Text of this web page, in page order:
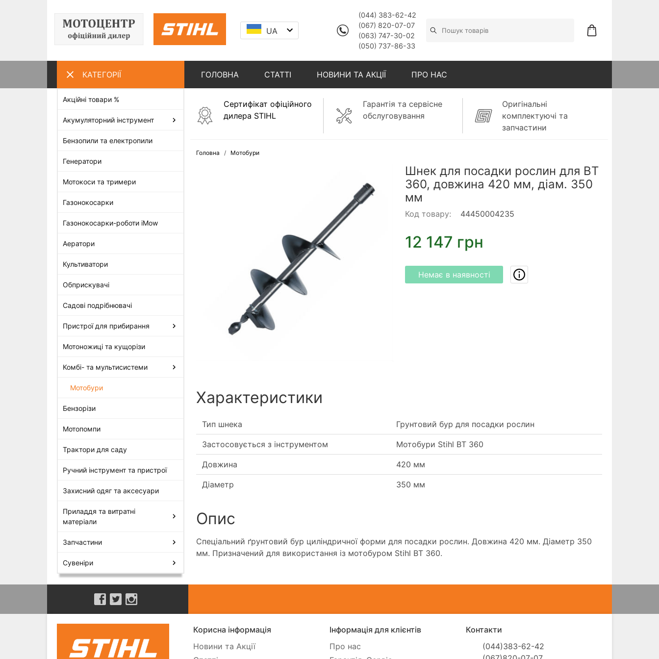
UA
(044) 383-62-42
(067) 820-07-07
(063) 747-30-02
(050) 737-86-33
КАТЕГОРІЇ
Акційні товари %
Акумуляторний інструмент
Бензопили та електропили
Генератори
Мотокоси та тримери
Газонокосарки
Газонокосарки-роботи iMow
Аератори
Культиватори
Обприскувачі
Садові подрібнювачі
Пристрої для прибирання
Мотоножиці та кущорізи
Комбі- та мультисистеми
Мотобури
Бензорізи
Мотопомпи
Трактори для саду
Ручний інструмент та пристрої
Захисний одяг та аксесуари
Приладдя та витратні
матеріали
Запчастини
Сувеніри
ГОЛОВНА СТАТТІ НОВИНИ ТА АКЦІЇ ПРО НАС
Шнек для посадки рослин
діам. 350 мм
Сертифікат офіційного
дилера STIHL
Гарантія та сервісне
обслуговування
Оригінальні
комплектуючі та
запчастини
Головна Мотобури
Шнек для посадки рослин для BT
360, довжина 420 мм, діам. 350
мм
Код товару: 44450004235
12 147 грн
Немає в наявності
Характеристики
Тип шнека Грунтовий бур для посадки рослин
Застосовується з інструментом Мотобури Stihl BT 360
Довжина 420 мм
Діаметр 350 мм
Опис
Спеціальний ґрунтовий бур циліндричної форми для посадки рослин. Довжина 420 мм. Діаметр 350
мм. Призначений для використання із мотобуром Stihl BT 360.
Корисна інформація
Новини та Акції
Інформація для клієнтів
Про нас
Контакти
(044)383-62-42